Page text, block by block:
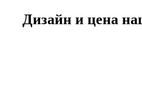
Дизайн и цена